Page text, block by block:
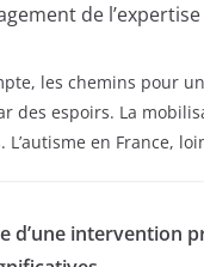
de
les chemins pour
des espoirs. La
L’autisme en France,
d’une intervention